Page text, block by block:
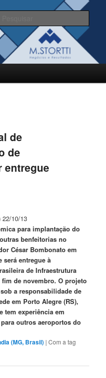
de
de
entregue
22/10/13
para implantação do
benfeitorias no
César Bombonato em
será entregue à
de Infraestrutura
de novembro. O projeto
a responsabilidade de
em Porto Alegre (RS),
tem experiência em
outros aeroportos do
(MG, Brasil) |Com a tag